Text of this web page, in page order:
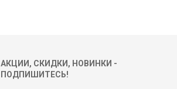
АКЦИИ, СКИДКИ, НОВИНКИ -
ПОДПИШИТЕСЬ!